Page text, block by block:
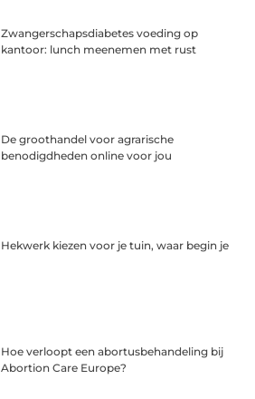
Zwangerschapsdiabetes voeding op
kantoor: lunch meenemen met rust
De groothandel voor agrarische
benodigdheden online voor jou
Hekwerk kiezen voor je tuin, waar begin je
Hoe verloopt een abortusbehandeling bij
Abortion Care Europe?